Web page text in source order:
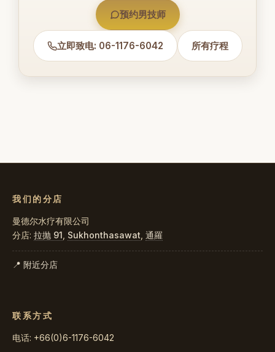
预约男技师
立即致电: 06-1176-6042 所有疗程
我们的分店
曼德尔水疗有限公司
分店: 拉抛 91 Sukhonthasawat 通羅
📍 附近分店
联系方式
电话: +66(0)6-1176-6042